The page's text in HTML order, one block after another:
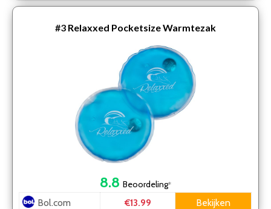
#3 Relaxxed Pocketsize Warmtezak
8.8 Beoordeling*
Bol.com €13.99 Bekijken